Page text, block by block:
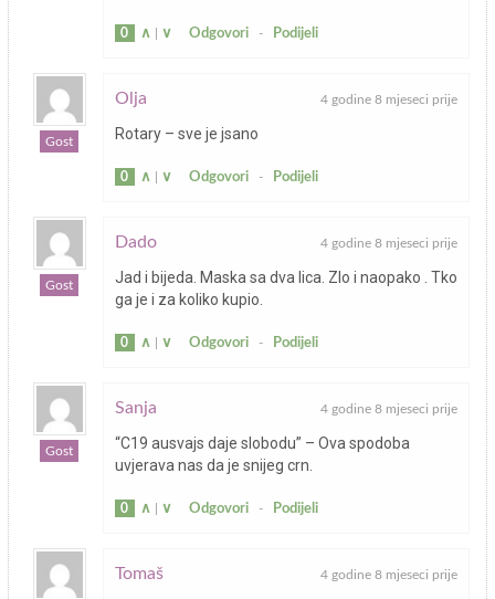
0 ∧ ∨ Odgovori- Podijeli
Gost
Olja 4 godine 8 mjeseci prije
Rotary – sve je jsano
0 ∧ ∨ Odgovori- Podijeli
Gost
Dado 4 godine 8 mjeseci prije
Jad i bijeda. Maska sa dva lica. Zlo i naopako . Tko
ga je i za koliko kupio.
0 ∧ ∨ Odgovori- Podijeli
Gost
Sanja 4 godine 8 mjeseci prije
“C19 ausvajs daje slobodu” – Ova spodoba
uvjerava nas da je snijeg crn.
0 ∧ ∨ Odgovori- Podijeli
Tomaš 4 godine 8 mjeseci prije